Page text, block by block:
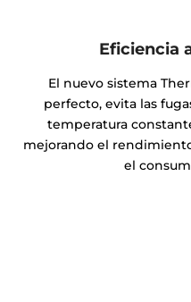
Eficiencia
El nuevo sistema
perfecto, evita las
temperatura
mejorando el
el